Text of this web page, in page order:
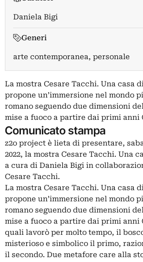
Daniela Bigi
Generi
arte contemporanea, personale
La mostra Cesare Tacchi. Una casa
propone un’immersione nel mondo
romano seguendo due dimensioni
mise a fuoco a partire dai primi anni
Comunicato stampa
z2o project è lieta di presentare,
2022, la mostra Cesare Tacchi. Una
a cura di Daniela Bigi in
Cesare Tacchi.
La mostra Cesare Tacchi. Una casa
propone un’immersione nel mondo
romano seguendo due dimensioni
mise a fuoco a partire dai primi anni
quali lavorò per molto tempo, il
misterioso e simbolico il primo,
il secondo. Due metafore care alla